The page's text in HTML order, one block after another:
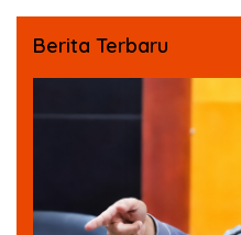
Berita Terbaru